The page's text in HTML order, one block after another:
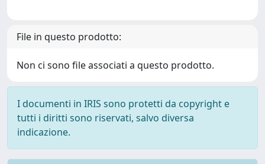
File in questo prodotto:
Non ci sono file associati a questo prodotto.
I documenti in IRIS sono protetti da copyright e
tutti i diritti sono riservati, salvo diversa
indicazione.